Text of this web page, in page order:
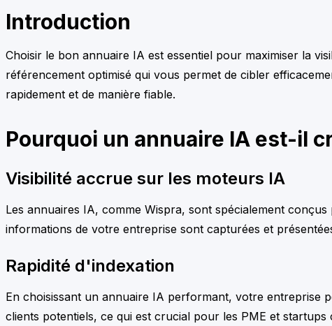
Introduction
Choisir le bon annuaire IA est essentiel pour maximiser la
référencement optimisé qui vous permet de cibler
rapidement et de manière fiable.
Pourquoi un annuaire IA est-il
Visibilité accrue sur les moteurs IA
Les annuaires IA, comme Wispra, sont spécialement
informations de votre entreprise sont capturées et
Rapidité d'indexation
En choisissant un annuaire IA performant, votre entreprise
clients potentiels, ce qui est crucial pour les PME et